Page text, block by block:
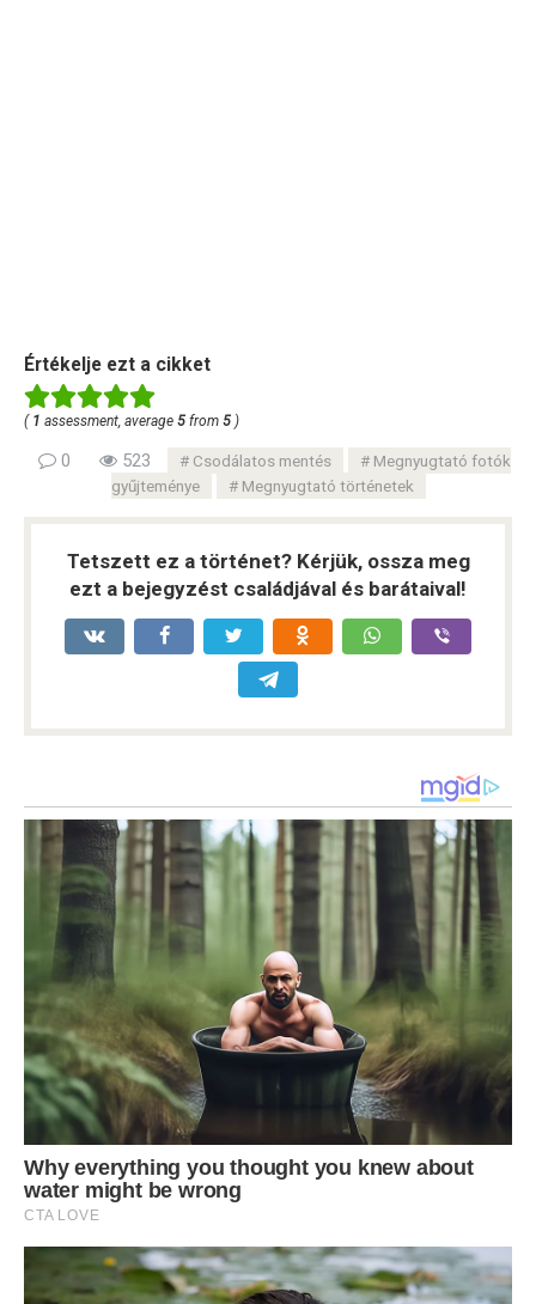
Értékelje ezt a cikket
( 1 assessment, average 5 from 5 )
0 523 Csodálatos mentés
Megnyugtató fotók
gyűjteménye
Megnyugtató történetek
Tetszett ez a történet? Kérjük, ossza meg
ezt a bejegyzést családjával és barátaival!